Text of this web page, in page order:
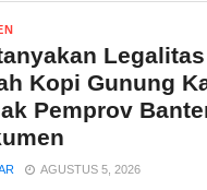
Kopi Gunung
Pemprov
AGUSTUS 5, 2026